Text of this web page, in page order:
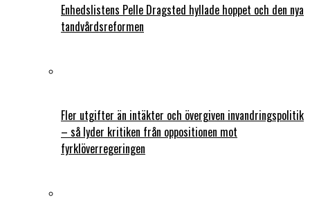
Enhedslistens Pelle Dragsted hyllade hoppet och den nya
tandvårdsreformen
Fler utgifter än intäkter och övergiven invandringspolitik
– så lyder kritiken från oppositionen mot
fyrklöverregeringen